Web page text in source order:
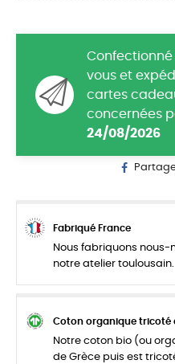
vous et
cartes
concernées
24/08/2026
Fabriqué France
Nous fabriquons
notre atelier toulousain.
Coton organique tricoté
Notre coton bio (ou
de Grèce puis est